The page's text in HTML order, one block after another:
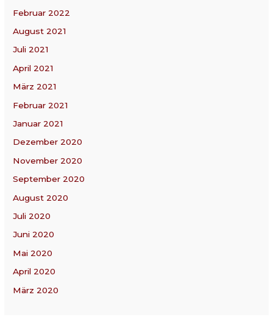
Februar 2022
August 2021
Juli 2021
April 2021
März 2021
Februar 2021
Januar 2021
Dezember 2020
November 2020
September 2020
August 2020
Juli 2020
Juni 2020
Mai 2020
April 2020
März 2020